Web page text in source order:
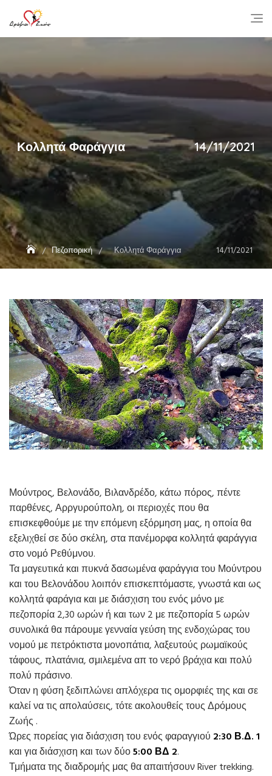
content
Κολλητά Φαράγγια 14/11/2021
Πεζοπορική Κολλητά Φαράγγια 14/11/2021
Μούντρος, Βελονάδο, Βιλανδρέδο, κάτω πόρος, πέντε
παρθένες, Αρργυρούπολη, οι περιοχές που θα
επισκεφθούμε με την επόμενη εξόρμηση μας, η οποία θα
εξελιχθεί σε δύο σκέλη, στα πανέμορφα κολλητά φαράγγια
στο νομό Ρεθύμνου.
Τα μαγευτικά και πυκνά δασωμένα φαράγγια του Μούντρου
και του Βελονάδου λοιπόν επισκεπτόμαστε, γνωστά και ως
κολλητά φαράγια και με διάσχιση του ενός μόνο με
πεζοπορία 2,30 ωρών ή και των 2 με πεζοπορία 5 ωρών
συνολικά θα πάρουμε γενναία γεύση της ενδοχώρας του
νομού με πετρόκτιστα μονοπάτια, λαξευτούς ρωμαϊκούς
τάφους, πλατάνια, σμιλεμένα απ το νερό βράχια και πολύ
πολύ πράσινο.
Όταν η φύση ξεδιπλώνει απλόχερα τις ομορφιές της και σε
καλεί να τις απολαύσεις, τότε ακολουθείς τους Δρόμους
Ζωής .
Ώρες πορείας για διάσχιση του ενός φαραγγιού 2:30 Β.Δ. 1
και για διάσχιση και των δύο5:00 ΒΔ 2.
Τμήματα της διαδρομής μας θα απαιτήσουν River trekking.